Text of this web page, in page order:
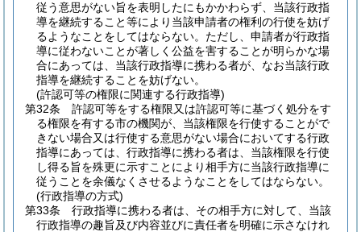
従う意思がない旨を表明したにもかかわらず、当該行政指
導を継続すること等により当該申請者の権利の行使を妨げ
るようなことをしてはならない。 ただし、申請者が行政指
導に従わないことが著しく公益を害することが明らかな場
合にあっては、当該行政指導に携わる者が、なお当該行政
指導を継続することを妨げない。
(許認可等の権限に関連する行政指導)
第32条
許認可等をする権限又は許認可等に基づく処分をす
る権限を有する市の機関が、当該権限を行使することがで
きない場合又は行使する意思がない場合においてする行政
指導にあっては、行政指導に携わる者は、当該権限を行使
し得る旨を殊更に示すことにより相手方に当該行政指導に
従うことを余儀なくさせるようなことをしてはならない。
(行政指導の方式)
第33条
行政指導に携わる者は、その相手方に対して、当該
行政指導の趣旨及び内容並びに責任者を明確に示さなけれ